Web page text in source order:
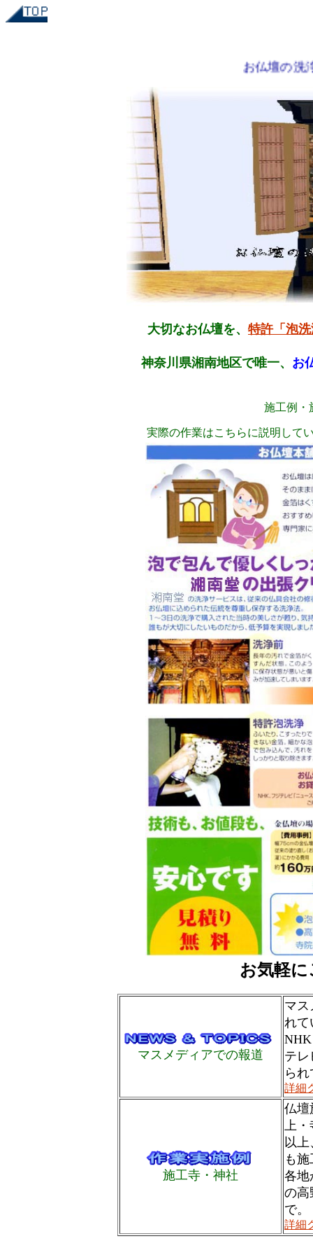
お仏壇の洗
大切なお仏壇を、 特許「泡
神奈川県湘南地区で唯一、 お
施工例・
実際の作業はこちらに説明して
お気軽
マスメディアでの報道
マス
れて
テレ
ら
詳細
施工寺・神社
仏壇
上・
以上
も
各地
の高
で。
詳細